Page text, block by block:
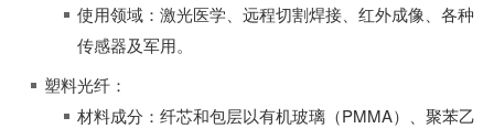
使用领域：激光医学、远程切割焊接、红外成像、各种
传感器及军用。
塑料光纤：
材料成分：纤芯和包层以有机玻璃（PMMA）、聚苯乙